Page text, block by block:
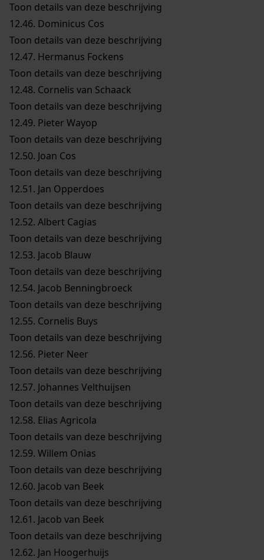
Toon details van deze beschrijving
12.46. Dominicus Cos
Toon details van deze beschrijving
12.47. Hermanus Fockens
Toon details van deze beschrijving
12.48. Cornelis van Schaack
Toon details van deze beschrijving
12.49. Pieter Wayop
Toon details van deze beschrijving
12.50. Joan Cos
Toon details van deze beschrijving
12.51. Jan Opperdoes
Toon details van deze beschrijving
12.52. Albert Cagias
Toon details van deze beschrijving
12.53. Jacob Blauw
Toon details van deze beschrijving
12.54. Jacob Benningbroeck
Toon details van deze beschrijving
12.55. Cornelis Buys
Toon details van deze beschrijving
12.56. Pieter Neer
Toon details van deze beschrijving
12.57. Johannes Velthuijsen
Toon details van deze beschrijving
12.58. Elias Agricola
Toon details van deze beschrijving
12.59. Willem Onias
Toon details van deze beschrijving
12.60. Jacob van Beek
Toon details van deze beschrijving
12.61. Jacob van Beek
Toon details van deze beschrijving
12.62. Jan Hoogerhuijs